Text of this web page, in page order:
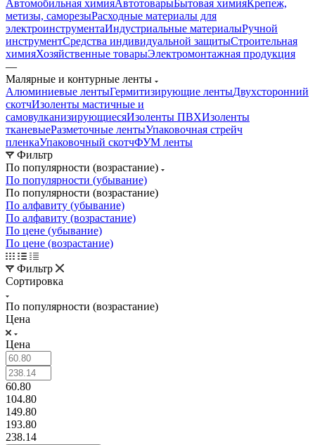
Автомобильная химияАвтотоварыБытовая химияКрепеж,
метизы, саморезыРасходные материалы для
электроинструментаИндустриальные материалыРучной
инструментСредства индивидуальной защитыСтроительная
химияХозяйственные товарыЭлектромонтажная продукция
—
Малярные и контурные ленты
Алюминиевые лентыГермитизирующие лентыДвухсторонний
скотчИзоленты мастичные и
самовулканизирующиесяИзоленты ПВХИзоленты
тканевыеРазметочные лентыУпаковочная стрейч
пленкаУпаковочный скотчФУМ ленты
Фильтр
По популярности (возрастание)
По популярности (убывание)
По популярности (возрастание)
По алфавиту (убывание)
По алфавиту (возрастание)
По цене (убывание)
По цене (возрастание)
Фильтр
Сортировка
По популярности (возрастание)
Цена
Цена
60.80
104.80
149.80
193.80
238.14